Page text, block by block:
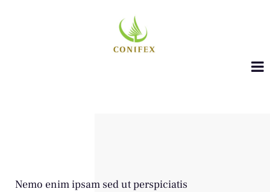
Nemo enim ipsam sed ut perspiciatis